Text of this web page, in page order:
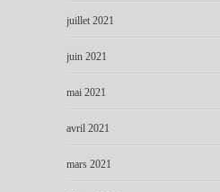
juillet 2021
juin 2021
mai 2021
avril 2021
mars 2021